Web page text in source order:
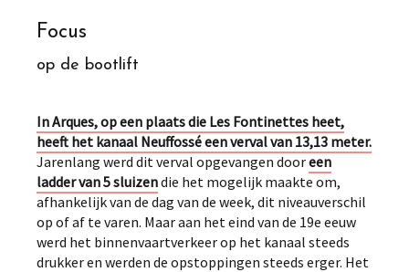
Focus
op de bootlift
In Arques, op een plaats die Les Fontinettes heet,
heeft het kanaal Neuffossé een verval van 13,13 meter.
Jarenlang werd dit verval opgevangen dooreen
ladder van 5 sluizendie het mogelijk maakte om,
afhankelijk van de dag van de week, dit niveauverschil
op of af te varen. Maar aan het eind van de 19e eeuw
werd het binnenvaartverkeer op het kanaal steeds
drukker en werden de opstoppingen steeds erger. Het